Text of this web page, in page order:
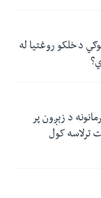
د خلکو روغتیا له
د زېږون پر
ترلاسه کول